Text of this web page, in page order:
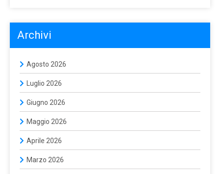
Archivi
Agosto 2026
Luglio 2026
Giugno 2026
Maggio 2026
Aprile 2026
Marzo 2026